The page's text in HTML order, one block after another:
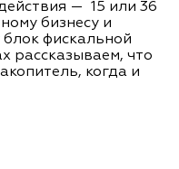
— 15 или 36
бизнесу и
фискальной
рассказываем, что
когда и